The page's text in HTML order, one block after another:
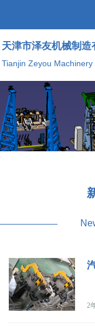
Tianjin Zeyou
天津市泽友机械制造
2